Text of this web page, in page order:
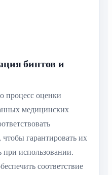
бинтов и
процесс оценки
медицинских
гарантировать их
при использовании.
соответствие